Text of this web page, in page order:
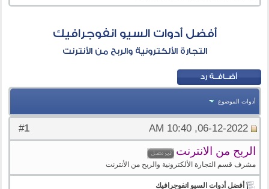
أفضل أدوات السيو انفوجرافيك
التجارة الألكترونية والربح من الأنترنت
أدوات الموضوع
#
1 06-12-2022, 10:40 AM
الربح من الانترنت
مشرف قسم التجارة الألكترونية والربح من الأنترنت
أفضل أدوات السيو انفوجرافيك